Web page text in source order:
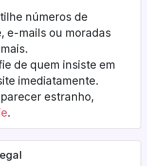
números de
e-mails ou moradas
de quem insiste em
imediatamente.
estranho,
.